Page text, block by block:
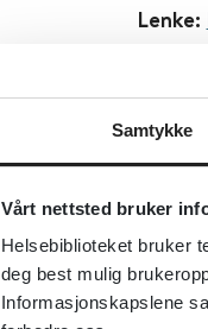
Samtykke
Vårt nettsted bruker
Helsebiblioteket bruker
deg best mulig
Informasjonskapslene
Lenke:
Utgiver: